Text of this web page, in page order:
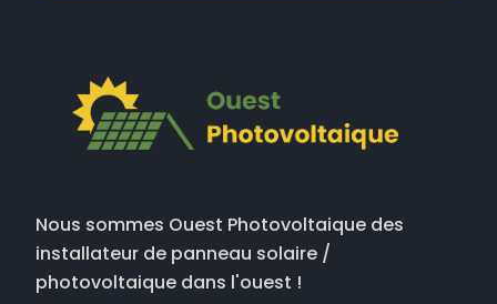
Nous sommes Ouest Photovoltaique des
installateur de panneau solaire /
photovoltaique dans l'ouest !